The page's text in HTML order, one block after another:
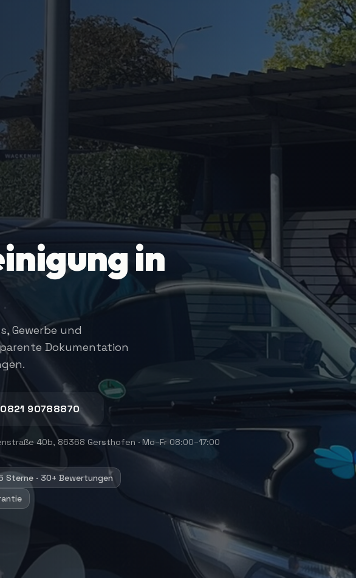
in
Gewerbe und
Dokumentation
0821 90788870
40b, 86368 Gersthofen · Mo–Fr 08:00–17:00
Sterne · 30+ Bewertungen